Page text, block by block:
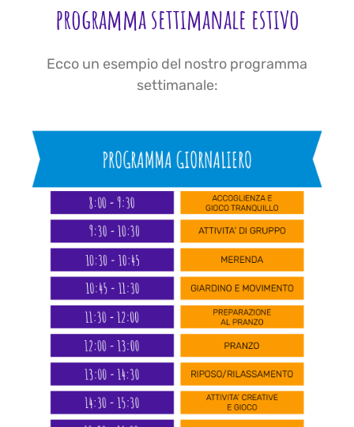
programma settimanale estivo
Ecco un esempio del nostro programma
settimanale: